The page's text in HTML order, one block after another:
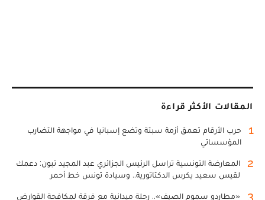
المقالات الأكثر قراءة
1
حرب الأرقام تعمق أزمة سبتة وتضع إسبانيا في مواجهة التضارب
المؤسساتي
2
المعارضة التونسية تراسل الرئيس الجزائري عبد المجيد تبون: دعمك
لقيس سعيد يكرس الدكتاتورية.. وسيادة تونس خط أحمر
3 «مطارِدو سموم الصيف».. رحلة ميدانية مع فرقة لمكافحة القوارض